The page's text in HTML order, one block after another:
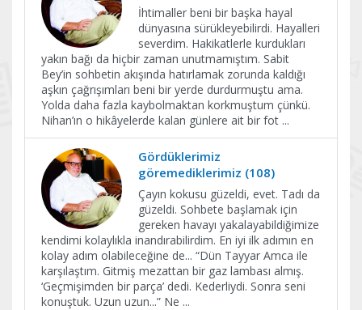
İhtimaller beni bir başka hayal
dünyasına sürükleyebilirdi. Hayalleri
severdim. Hakikatlerle kurdukları
yakın bağı da hiçbir zaman unutmamıştım. Sabit
Bey’in sohbetin akışında hatırlamak zorunda kaldığı
aşkın çağrışımları beni bir yerde durdurmuştu ama.
Yolda daha fazla kaybolmaktan korkmuştum çünkü.
Nihan’ın o hikâyelerde kalan günlere ait bir fot ...
Gördüklerimiz
göremediklerimiz (108)
Çayın kokusu güzeldi, evet. Tadı da
güzeldi. Sohbete başlamak için
gereken havayı yakalayabildiğimize
kendimi kolaylıkla inandırabilirdim. En iyi ilk adımın en
kolay adım olabileceğine de... “Dün Tayyar Amca ile
karşılaştım. Gitmiş mezattan bir gaz lambası almış.
‘Geçmişimden bir parça’ dedi. Kederliydi. Sonra seni
konuştuk. Uzun uzun...” Ne ...